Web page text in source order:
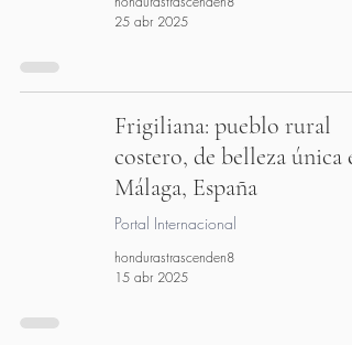
25 abr 2025
Frigiliana: pueblo rural
costero, de belleza única
Málaga, España
Portal Internacional
hondurastrascenden8
15 abr 2025